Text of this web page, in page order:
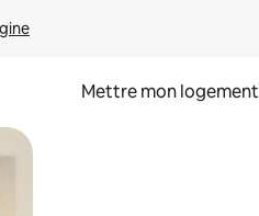
Mettre mon